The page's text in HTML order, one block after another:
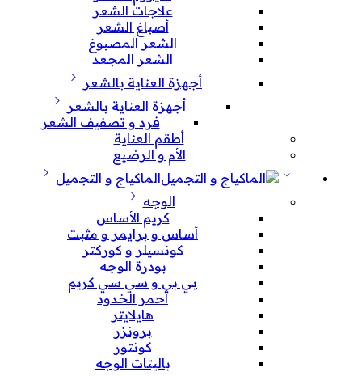
علاجات الشعر
أصباغ الشعر
الشعر المصبوغ
الشعر المجعد
أجهزة العناية بالشعر
أجهزة العناية بالشعر
فرد و تصفيف الشعر
أطقم العناية
الأم و الرضيع
الماكياج و التجميل
الوجه
كريم الأساس
أساس و برايمر و مثبت
كونسيلر و كوركتر
بودرة الوجه
بي بي و سي سي كريم
أحمر الخدود
هايلايتر
برونزر
كونتور
باليتات الوجه